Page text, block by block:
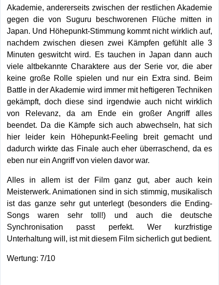
Akademie, andererseits zwischen der restlichen Akademie
gegen die von Suguru beschworenen Flüche mitten in
Japan. Und Höhepunkt-Stimmung kommt nicht wirklich auf,
nachdem zwischen diesen zwei Kämpfen gefühlt alle 3
Minuten geswitcht wird. Es tauchen in Japan dann auch
viele altbekannte Charaktere aus der Serie vor, die aber
keine große Rolle spielen und nur ein Extra sind. Beim
Battle in der Akademie wird immer mit heftigeren Techniken
gekämpft, doch diese sind irgendwie auch nicht wirklich
von Relevanz, da am Ende ein großer Angriff alles
beendet. Da die Kämpfe sich auch abwechseln, hat sich
hier leider kein Höhepunkt-Feeling breit gemacht und
dadurch wirkte das Finale auch eher überraschend, da es
eben nur ein Angriff von vielen davor war.
Alles in allem ist der Film ganz gut, aber auch kein
Meisterwerk. Animationen sind in sich stimmig, musikalisch
ist das ganze sehr gut unterlegt (besonders die Ending-
Songs waren sehr toll!) und auch die deutsche
Synchronisation passt perfekt. Wer kurzfristige
Unterhaltung will, ist mit diesem Film sicherlich gut bedient.
Wertung: 7/10